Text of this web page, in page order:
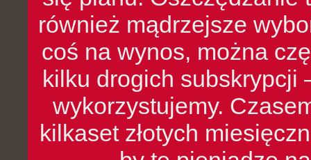
również mądrzejsze
coś na wynos, można
kilku drogich subskrypcji
wykorzystujemy.
kilkaset złotych